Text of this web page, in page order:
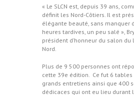
« Le SLCN est, depuis 39 ans,
définit les Nord-Côtiers. Il est
élégante beauté, sans manquer
heures tardives, un peu salé »,
président d’honneur du salon du
Nord.
Plus de 9 500 personnes ont
cette 39e édition. Ce fut 6 tables
grands entretiens ainsi que 400
dédicaces qui ont eu lieu durant